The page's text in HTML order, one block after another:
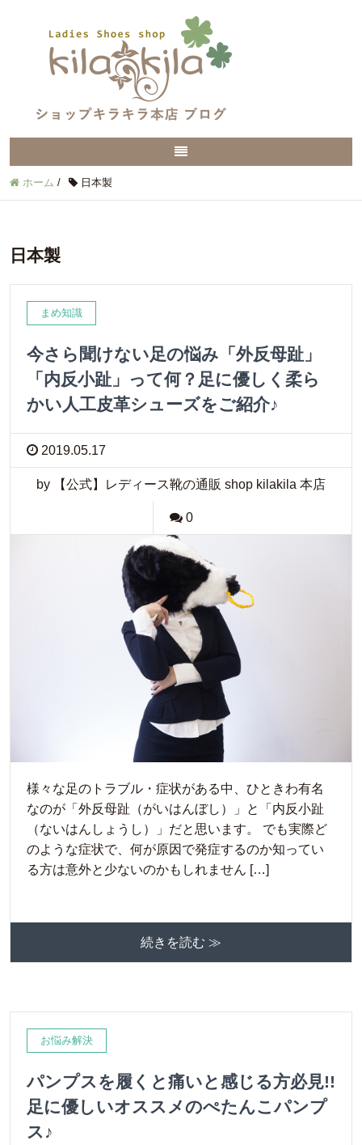
ホーム / 日本製
日本製
まめ知識
今さら聞けない足の悩み「外反母趾」
「内反小趾」って何？足に優しく柔ら
かい人工皮革シューズをご紹介♪
2019.05.17
by 【公式】レディース靴の通販 shop kilakila 本店
0
様々な足のトラブル・症状がある中、ひときわ有名
なのが「外反母趾（がいはんぼし）」と「内反小趾
（ないはんしょうし）」だと思います。 でも実際ど
のような症状で、何が原因で発症するのか知ってい
る方は意外と少ないのかもしれません […]
続きを読む ≫
お悩み解決
パンプスを履くと痛いと感じる方必見!!
足に優しいオススメのぺたんこパンプ
ス♪